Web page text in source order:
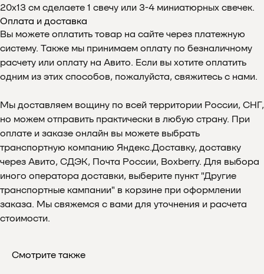
20х13 см сделаете 1 свечу или 3-4 миниатюрных свечек.
Оплата и доставка
Вы можете оплатить товар на сайте через платежную
систему. Также мы принимаем оплату по безналичному
расчету или оплату на Авито. Если вы хотите оплатить
одним из этих способов, пожалуйста, свяжитесь с нами.
Мы доставляем вощину по всей территории России, СНГ,
но можем отправить практически в любую страну. При
оплате и заказе онлайн вы можете выбрать
транспортную компанию Яндекс.Доставку, доставку
через Авито, СДЭК, Почта России, Boxberry. Для выбора
иного оператора доставки, выберите пункт "Другие
транспортные кампании" в корзине при оформлении
заказа. Мы свяжемся с вами для уточнения и расчета
стоимости.
Смотрите также
Отзывы